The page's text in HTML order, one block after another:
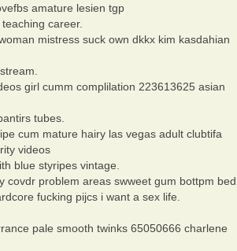
amature lesien tgp
career.
mistress suck own dkkx kim kasdahian
girl cumm complilation 223613625 asian
tubes.
cum mature hairy las vegas adult clubtifa
videos
blue styripes vintage.
covdr problem areas swweet gum bottpm bed
fucking pijcs i want a sex life.
pale smooth twinks 65050666 charlene